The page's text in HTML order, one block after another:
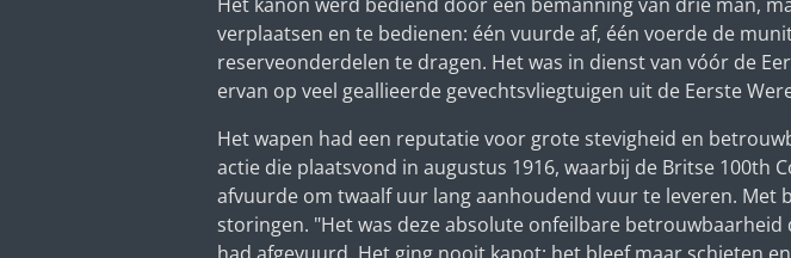
verplaatsen en te bedienen: één vuurde af, één voerde de
reserveonderdelen te dragen. Het was in dienst van vóór de
ervan op veel geallieerde gevechtsvliegtuigen uit de Eerste
Het wapen had een reputatie voor grote stevigheid en
actie die plaatsvond in augustus 1916, waarbij de Britse 100th
afvuurde om twaalf uur lang aanhoudend vuur te leveren. Met
storingen. "Het was deze absolute onfeilbare